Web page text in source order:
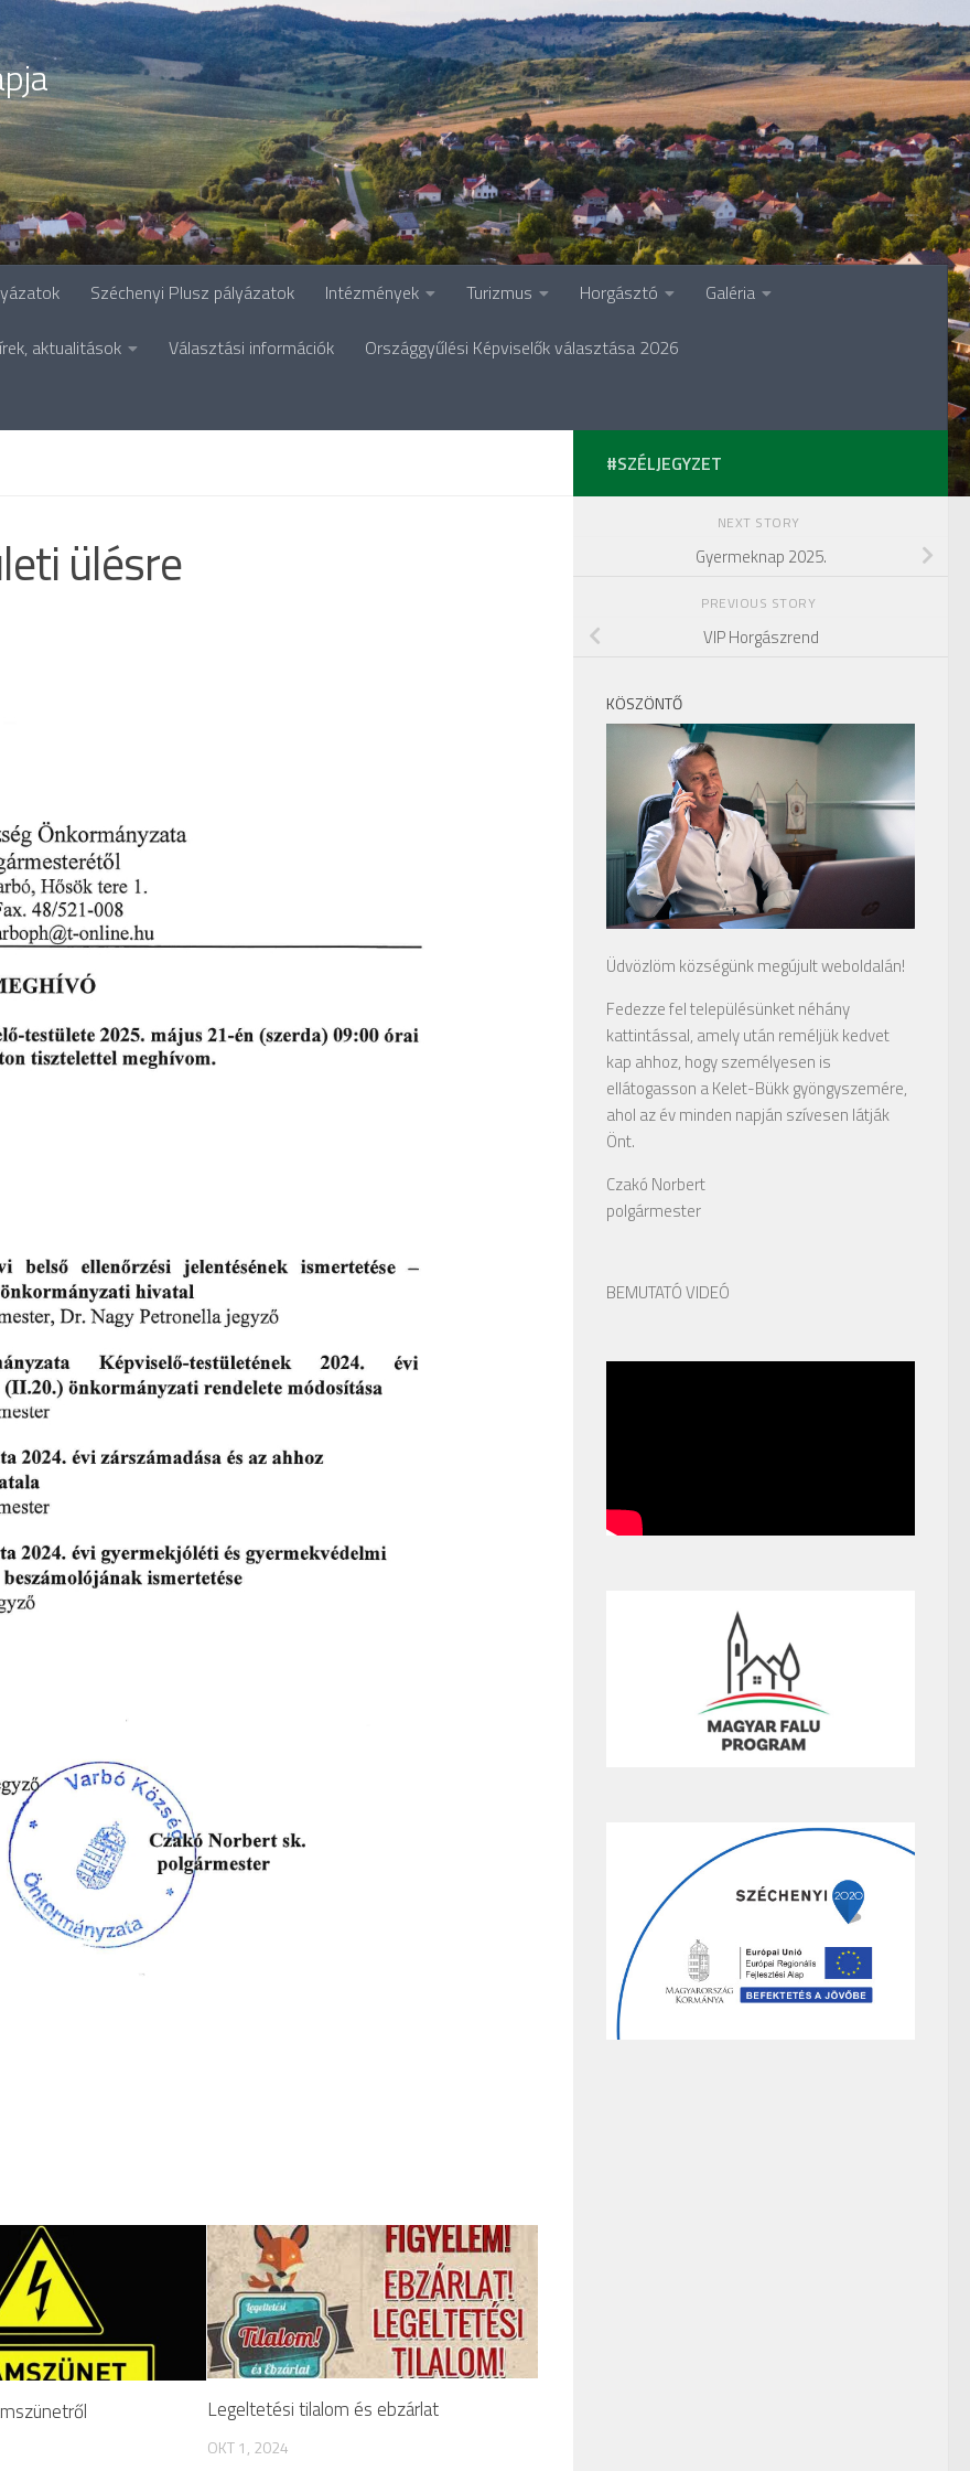
Széchenyi Plusz pályázatok Intézmények Turizmus Horgásztó Galéria
aktualitások Választási információk Országgyűlési Képviselők választása 2026
ülésre
Legeltetési tilalom és ebzárlat
OKT 1, 2024
#SZÉLJEGYZET
NEXT STORY
Gyermeknap 2025.
PREVIOUS STORY
VIP Horgászrend
KÖSZÖNTŐ
Üdvözlöm községünk megújult weboldalán!
Fedezze fel településünket néhány
kattintással, amely után reméljük kedvet
kap ahhoz, hogy személyesen is
ellátogasson a Kelet-Bükk gyöngyszemére,
ahol az év minden napján szívesen látják
Önt.
Czakó Norbert
polgármester
BEMUTATÓ VIDEÓ